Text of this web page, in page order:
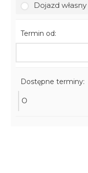
Dojazd własny
Termin od:
Dostępne terminy:
O